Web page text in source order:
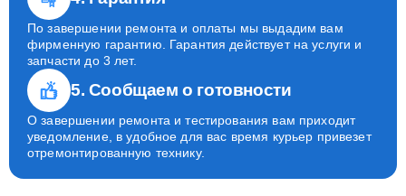
По завершении ремонта и оплаты мы выдадим вам
фирменную гарантию. Гарантия действует на услуги и
запчасти до 3 лет.
5. Сообщаем о готовности
О завершении ремонта и тестирования вам приходит
уведомление, в удобное для вас время курьер привезет
отремонтированную технику.